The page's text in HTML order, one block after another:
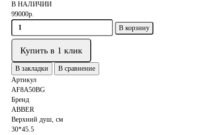
В НАЛИЧИИ
99000р.
В корзину
Купить в 1 клик
В закладки
В сравнение
Артикул
AF8A50BG
Бренд
ABBER
Верхний душ, см
30*45.5